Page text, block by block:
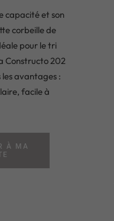
capacité et son
corbeille de
pour le tri
Constructo 202
avantages :
facile à
À MA